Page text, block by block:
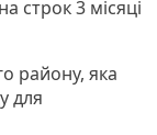
строк 3 місяці
району, яка
для